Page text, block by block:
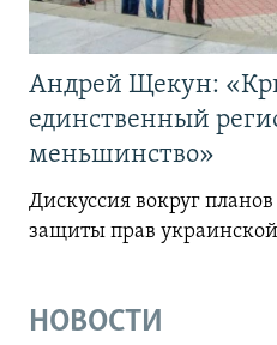
Андрей Щекун:
единственный
меньшинство»
Дискуссия вокруг
защиты прав
НОВОСТИ